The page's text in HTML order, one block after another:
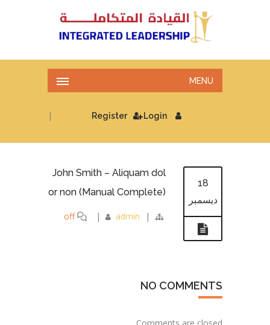
MENU
Login
| Register
18
ديسمبر
John Smith – Aliquam dol
or non (Manual Complete)
admin |
|
off
NO COMMENTS
Comments are closed.